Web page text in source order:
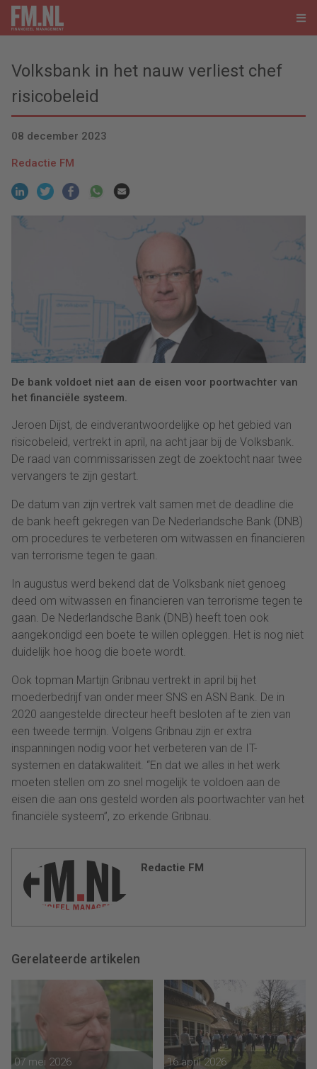
Volksbank in het nauw verliest chef
risicobeleid
08 december 2023
Redactie FM
De bank voldoet niet aan de eisen voor poortwachter van
het financiële systeem.
Jeroen Dijst, de eindverantwoordelijke op het gebied van
risicobeleid, vertrekt in april, na acht jaar bij de Volksbank.
De raad van commissarissen zegt de zoektocht naar twee
vervangers te zijn gestart.
De datum van zijn vertrek valt samen met de deadline die
de bank heeft gekregen van De Nederlandsche Bank (DNB)
om procedures te verbeteren om witwassen en financieren
van terrorisme tegen te gaan.
In augustus werd bekend dat de Volksbank niet genoeg
deed om witwassen en financieren van terrorisme tegen te
gaan. De Nederlandsche Bank (DNB) heeft toen ook
aangekondigd een boete te willen opleggen. Het is nog niet
duidelijk hoe hoog die boete wordt.
Ook topman Martijn Gribnau vertrekt in april bij het
moederbedrijf van onder meer SNS en ASN Bank. De in
2020 aangestelde directeur heeft besloten af te zien van
een tweede termijn. Volgens Gribnau zijn er extra
inspanningen nodig voor het verbeteren van de IT-
systemen en datakwaliteit. “En dat we alles in het werk
moeten stellen om zo snel mogelijk te voldoen aan de
eisen die aan ons gesteld worden als poortwachter van het
financiële systeem”, zo erkende Gribnau.
Redactie FM
Gerelateerde artikelen
07 mei 2026 16 april 2026